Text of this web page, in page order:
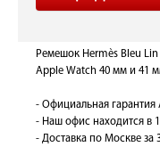
Ремешок Hermès Bleu
Apple Watch 40 мм и 41
- Официальная гарантия
- Наш офис находится в
- Доставка по Москве за